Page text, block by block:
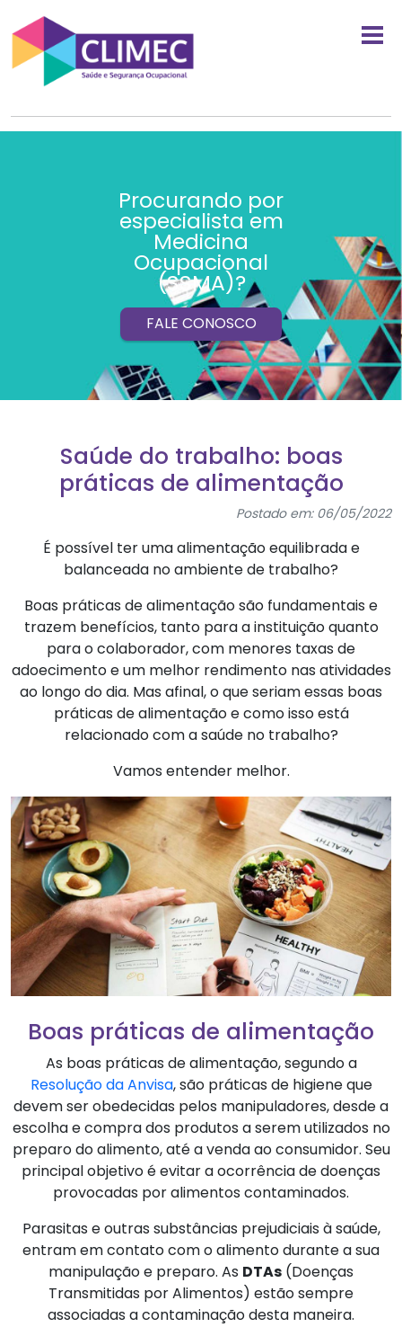
Procurando por
especialista em
Medicina
Ocupacional
(SSMA)?
FALE CONOSCO
Saúde do trabalho: boas
práticas de alimentação
Postado em: 06/05/2022
É possível ter uma alimentação equilibrada e
balanceada no ambiente de trabalho?
Boas práticas de alimentação são fundamentais e
trazem benefícios, tanto para a instituição quanto
para o colaborador, com menores taxas de
adoecimento e um melhor rendimento nas atividades
ao longo do dia. Mas afinal, o que seriam essas boas
práticas de alimentação e como isso está
relacionado com a saúde no trabalho?
Vamos entender melhor.
Boas práticas de alimentação
As boas práticas de alimentação, segundo a
Resolução da Anvisa, são práticas de higiene que
devem ser obedecidas pelos manipuladores, desde a
escolha e compra dos produtos a serem utilizados no
preparo do alimento, até a venda ao consumidor. Seu
principal objetivo é evitar a ocorrência de doenças
provocadas por alimentos contaminados.
Parasitas e outras substâncias prejudiciais à saúde,
entram em contato com o alimento durante a sua
manipulação e preparo. As DTAs (Doenças
Transmitidas por Alimentos) estão sempre
associadas a contaminação desta maneira.